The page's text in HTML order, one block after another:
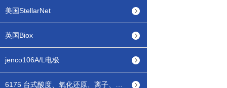
美国StellarNet
英国Biox
jenco106A/L电极